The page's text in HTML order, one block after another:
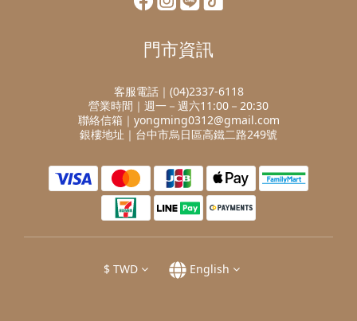
門市資訊
客服電話｜(04)2337-6118
營業時間｜週一－週六11:00－20:30
聯絡信箱｜yongming0312@gmail.com
銀樓地址｜台中市烏日區高鐵二路249號
$ TWD English